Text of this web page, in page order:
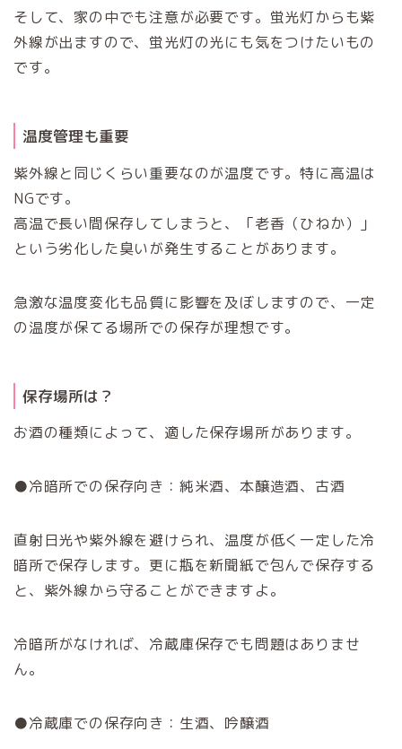
そして、家の中でも注意が必要です。蛍光灯からも紫
外線が出ますので、蛍光灯の光にも気をつけたいもの
です。
温度管理も重要
紫外線と同じくらい重要なのが温度です。特に高温は
NGです。
高温で長い間保存してしまうと、「老香（ひねか）」
という劣化した臭いが発生することがあります。
急激な温度変化も品質に影響を及ぼしますので、一定
の温度が保てる場所での保存が理想です。
保存場所は？
お酒の種類によって、適した保存場所があります。
●冷暗所での保存向き：純米酒、本醸造酒、古酒
直射日光や紫外線を避けられ、温度が低く一定した冷
暗所で保存します。 更に瓶を新聞紙で包んで保存する
と、紫外線から守ることができますよ。
冷暗所がなければ、冷蔵庫保存でも問題はありませ
ん。
●冷蔵庫での保存向き：生酒、吟醸酒